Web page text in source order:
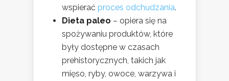
wspierać proces odchudzania.
Dieta paleo – opiera się na
spożywaniu produktów, które
były dostępne w czasach
prehistorycznych, takich jak
mięso, ryby, owoce, warzywa i